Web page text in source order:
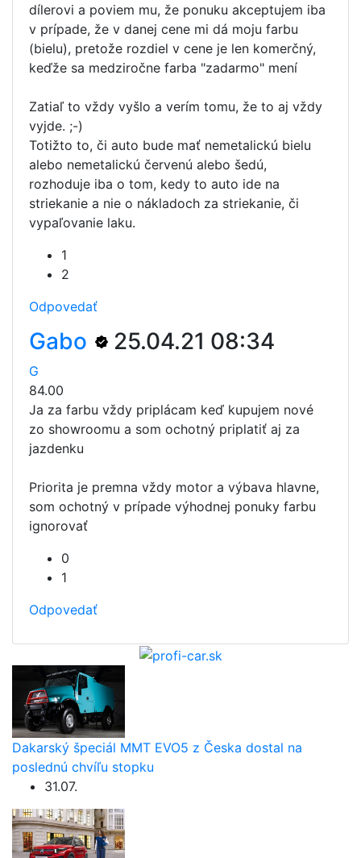
dílerovi a poviem mu, že ponuku akceptujem iba
v prípade, že v danej cene mi dá moju farbu
(bielu), pretože rozdiel v cene je len komerčný,
keďže sa medziročne farba "zadarmo" mení
Zatiaľ to vždy vyšlo a verím tomu, že to aj vždy
vyjde. ;-)
Totižto to, či auto bude mať nemetalickú bielu
alebo nemetalickú červenú alebo šedú,
rozhoduje iba o tom, kedy to auto ide na
striekanie a nie o nákladoch za striekanie, či
vypaľovanie laku.
1
2
Odpovedať
Gabo 25.04.21 08:34
G
84.00
Ja za farbu vždy priplácam keď kupujem nové
zo showroomu a som ochotný priplatiť aj za
jazdenku
Priorita je premna vždy motor a výbava hlavne,
som ochotný v prípade výhodnej ponuky farbu
ignorovať
0
1
Odpovedať
Dakarský špeciál MMT EVO5 z Česka dostal na
poslednú chvíľu stopku
31.07.